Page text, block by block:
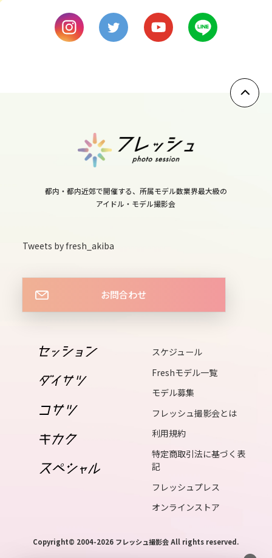
11
15
mon
wed
18
thu
fri
20
21
sun
mon
wed
都内・都内近郊で開催する、所属モデル数業界最大級の
アイドル・モデル撮影会
Tweets by fresh_akiba
お問合わせ
スケジュール
Freshモデル一覧
モデル募集
フレッシュ撮影会とは
利用規約
特定商取引法に基づく表
記
フレッシュプレス
オンラインストア
Copyright© 2004-2026 フレッシュ撮影会 All rights reserved.